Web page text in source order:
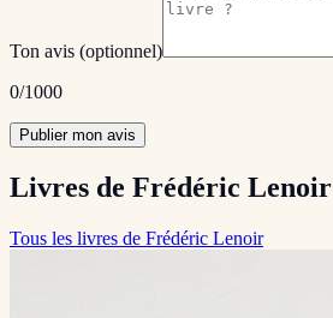
Ton avis (optionnel)
0/1000
Publier mon avis
Livres de Frédéric Lenoir
Tous les livres de Frédéric Lenoir